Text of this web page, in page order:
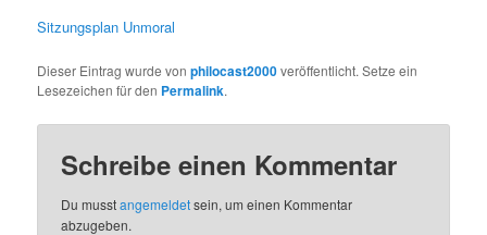
Sitzungsplan Unmoral
Dieser Eintrag wurde vonphilocast2000veröffentlicht. Setze ein
Lesezeichen für den Permalink.
Schreibe einen Kommentar
Du musstangemeldetsein, um einen Kommentar
abzugeben.